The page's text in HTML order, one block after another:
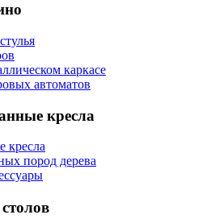
каркасе
автоматов
кресла
кресла
пород дерева